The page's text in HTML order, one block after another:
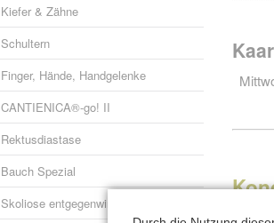
Kiefer & Zähne
Schultern
Finger, Hände, Handgelenke
CANTIENICA®-go! II
Rektusdiastase
Bauch Spezial
Skoliose entgegenwirken